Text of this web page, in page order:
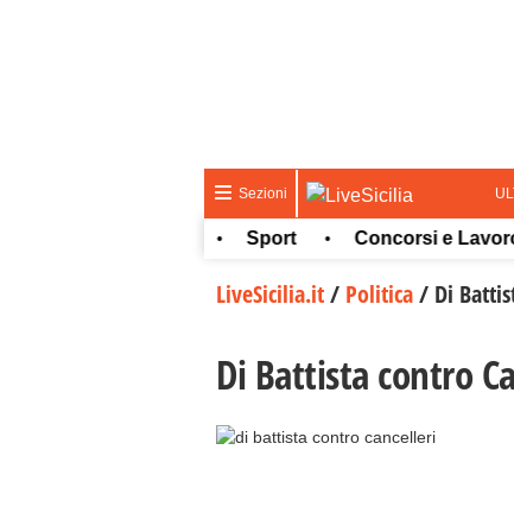
Sezioni
Sport • Concorsi e Lavoro
LiveSicilia.it/ Politica/ Di
Di Battista contro